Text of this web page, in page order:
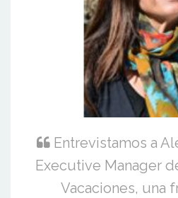
Entrevistamos a
Executive Manager
Vacaciones, una